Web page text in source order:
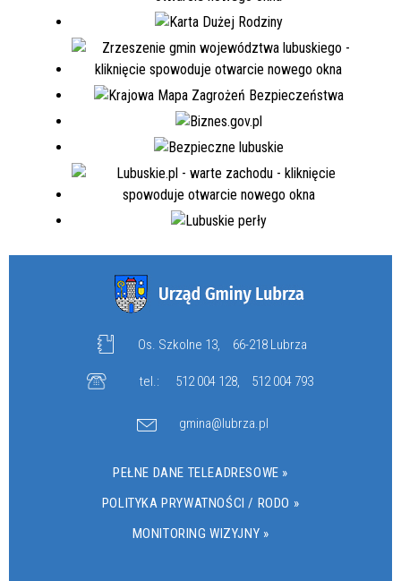
Os. Szkolne 13, 66-218 Lubrza
tel.: 512 004 128, 512 004 793
gmina@lubrza.pl
PEŁNE DANE TELEADRESOWE »
POLITYKA PRYWATNOŚCI / RODO »
MONITORING WIZYJNY »